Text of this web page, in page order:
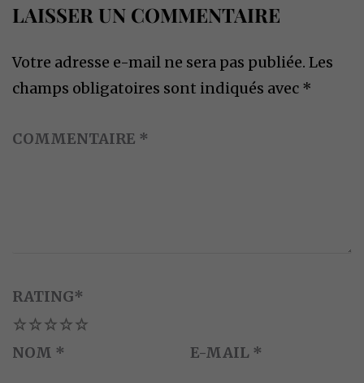
LAISSER UN COMMENTAIRE
Votre adresse e-mail ne sera pas publiée. Les
champs obligatoires sont indiqués avec *
COMMENTAIRE *
RATING*
5
4
3
2
NOM * E-MAIL *